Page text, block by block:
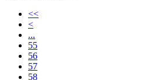
<<
<
...
55
56
57
58